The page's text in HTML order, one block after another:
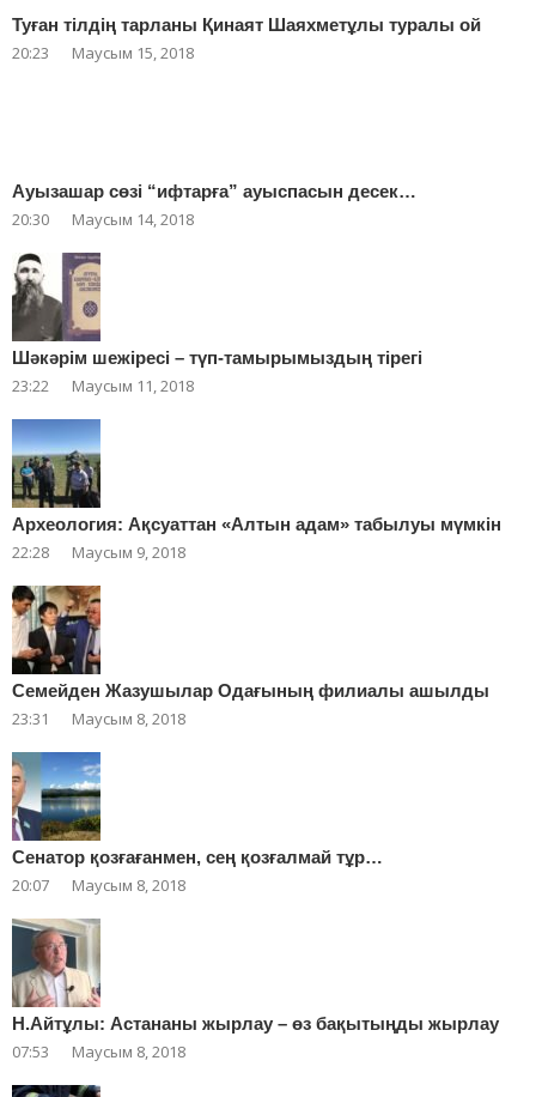
Туған тілдің тарланы Қинаят Шаяхметұлы туралы ой
20:23 Маусым 15, 2018
Ауызашар сөзі “ифтарға” ауыспасын десек…
20:30 Маусым 14, 2018
Шәкәрім шежіресі – түп-тамырымыздың тірегі
23:22 Маусым 11, 2018
Археология: Ақсуаттан «Алтын адам» табылуы мүмкін
22:28 Маусым 9, 2018
Cемейден Жазушылар Одағының филиалы ашылды
23:31 Маусым 8, 2018
Сенатор қозғағанмен, сең қозғалмай тұр…
20:07 Маусым 8, 2018
Н.Айтұлы: Астананы жырлау – өз бақытыңды жырлау
07:53 Маусым 8, 2018